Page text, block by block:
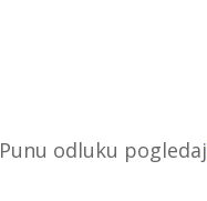
Punu odluku pogledaj